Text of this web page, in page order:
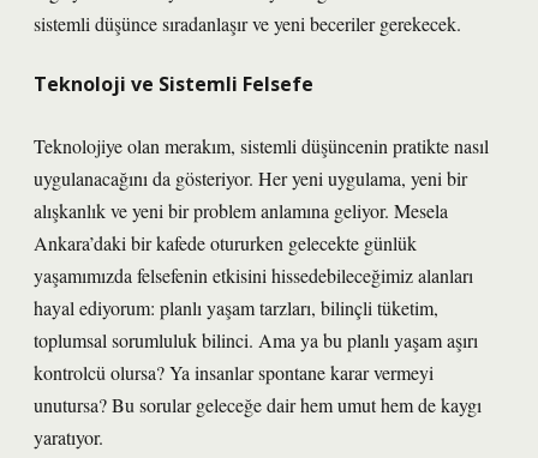
sistemli düşünce sıradanlaşır ve yeni beceriler gerekecek.
Teknoloji ve Sistemli Felsefe
Teknolojiye olan merakım, sistemli düşüncenin pratikte nasıl
uygulanacağını da gösteriyor. Her yeni uygulama, yeni bir
alışkanlık ve yeni bir problem anlamına geliyor. Mesela
Ankara’daki bir kafede otururken gelecekte günlük
yaşamımızda felsefenin etkisini hissedebileceğimiz alanları
hayal ediyorum: planlı yaşam tarzları, bilinçli tüketim,
toplumsal sorumluluk bilinci. Ama ya bu planlı yaşam aşırı
kontrolcü olursa? Ya insanlar spontane karar vermeyi
unutursa? Bu sorular geleceğe dair hem umut hem de kaygı
yaratıyor.